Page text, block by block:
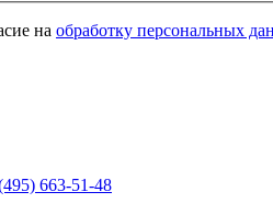
на обработку персональных
663-51-48